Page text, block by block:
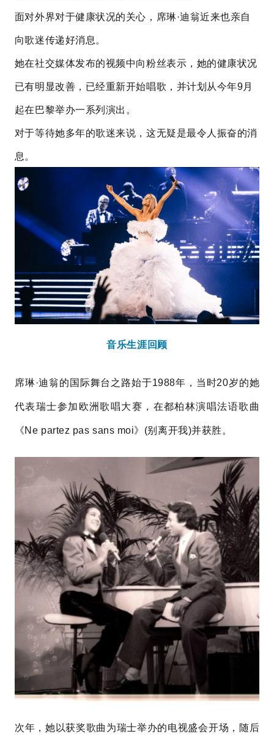
面对外界对于健康状况的关心，席琳·迪翁近来也亲自
向歌迷传递好消息。
她在社交媒体发布的视频中向粉丝表示，她的健康状况
已有明显改善，已经重新开始唱歌，并计划从今年9月
起在巴黎举办一系列演出。
对于等待她多年的歌迷来说，这无疑是最令人振奋的消
息。
音乐生涯回顾
席琳·迪翁的国际舞台之路始于1988年，当时20岁的她
代表瑞士参加欧洲歌唱大赛，在都柏林演唱法语歌曲
《Ne partez pas sans moi》(别离开我)并获胜。
次年，她以获奖歌曲为瑞士举办的电视盛会开场，随后